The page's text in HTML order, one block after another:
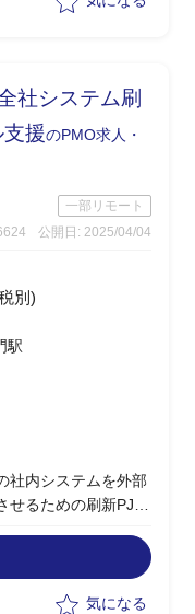
社システム刷
援のPMO求人・
一部リモート
公開日: 2025/04/04
別)
駅
社内システムを外部
せるための刷新PJ
流より業務改善含め
気になる